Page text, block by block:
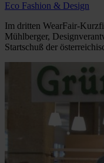
Eco Fashion & Design
Im dritten WearFair-
Mühlberger,
Startschuß der